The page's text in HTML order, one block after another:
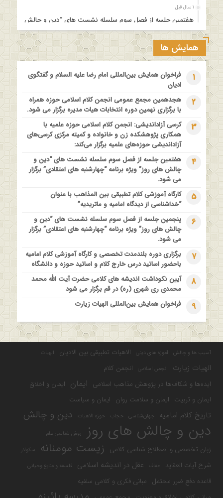
1 سال قبل
هفتمین جلسه از فصل سوم سلسله نشست های “دین و چالش
های روز” ویژه برنامه “چهارشنبه های اعتقادی” برگزار می شود.
مدرسه بهاره بازخوانی آموزه وحیانی بینونت پیشینه // تقریرها //
1 سال قبل
کارگاه آموزشی کلام تطبیقی بین المذاهب با عنوان “خداشناسی از
دیدگاه امامیه و ماتریدیه”
اولین همایش ملی” #زن و #خانواده ؛ کاوش های #وحیانی و
#عقلانی
فراخوان مقاله ویژه سیزدهمین همایش بین المللی’فلسفه دین
معاصر با موضوع: “وحی و نبوت”
همایش ها
1
فراخوان همایش بین‌المللی امام رضا علیه السلام و گفتگوی
ادیان
2
هجدهمین مجمع عمومی انجمن کلام اسلامی حوزه همراه
با برگزاری نهمین دوره انتخابات هیات مدیره برگزار می شود.
3
کرسی آزاداندیشی: انجمن کلام اسلامی حوزه علمیه با
همکاری پژوهشکده زن و خانواده و کمیته مرکزی کرسی‌های
آزاداندیشی حوزه‌های علمیه برگزار می‌کند:
4
هفتمین جلسه از فصل سوم سلسله نشست های “دین و
چالش های روز” ویژه برنامه “چهارشنبه های اعتقادی” برگزار
می شود.
5
کارگاه آموزشی کلام تطبیقی بین المذاهب با عنوان
“خداشناسی از دیدگاه امامیه و ماتریدیه”
6
پنجمین جلسه از فصل سوم سلسله نشست های “دین و
چالش های روز” ویژه برنامه “چهارشنبه های اعتقادی” برگزار
می شود.
7
برگزاری دوره بلندمدت تخصصی و کارگاه آموزشی کلام امامیه
باحضور اساتید درس خارج کلام و اساتید حوزه و دانشگاه
8
آیین نکوداشت اندیشه های کلامی حضرت آیت الله محمد
محمدی ری شهری (ره) در قم برگزار می شود
9 فراخوان همایش بین‌المللی الهیات زیارت
آسیب ها و چالش آموزه های دینی الاهیات تطبیقی بین الادیان الهیات
الهیات زیارت انجمن اسلامی
انجمن کلام
ایده‌ها و شکاف‌ها در پژوهش مذاهب اسلامی ایمان ایمان و اخلاق
ایمان و تربیت ایمان و سلامت روان ایمان و سیاست
تاریخ کلام امامیه جهان‌شناسی حجاب حوزه الاهیات دین و چالش
دین و چالش های روز روش شناسی علم
زبان تخصصی و اصطلاح شناسی کلامی زیست مومنانه سکولار
شرح آیات العقاید عفاف عقل در اندیشه اسلامی فلسفه و منابع وحیانی
قاعده دفع ضرر محتمل مبانی فکری و کلامی سلفیه